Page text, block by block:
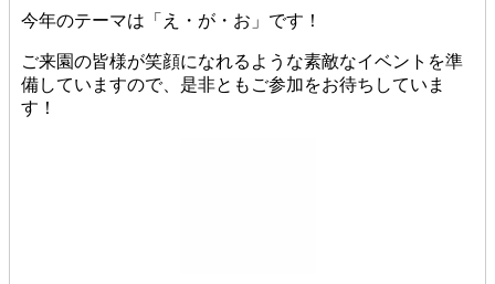
今年のテーマは「え・が・お」です！
ご来園の皆様が笑顔になれるような素敵なイベントを準
備していますので、是非ともご参加をお待ちしていま
す！